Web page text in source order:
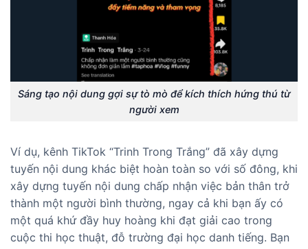
Sáng tạo nội dung gợi sự tò mò để kích thích hứng thú từ
người xem
Ví dụ, kênh TikTok “Trinh Trong Trắng” đã xây dựng
tuyến nội dung khác biệt hoàn toàn so với số đông, khi
xây dựng tuyến nội dung chấp nhận việc bản thân trở
thành một người bình thường, ngay cả khi bạn ấy có
một quá khứ đầy huy hoàng khi đạt giải cao trong
cuộc thi học thuật, đỗ trường đại học danh tiếng. Bạn